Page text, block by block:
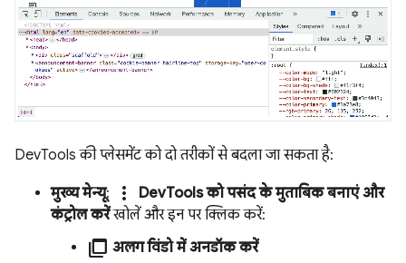
DevTools की प्लेसमेंट को दो तरीकों से बदला जा सकता है:
मुख्य मेन्यू: more_vert
DevTools को पसंद के मुताबिक बनाएं और
कंट्रोल करेंखोलें और इन पर क्लिक करें:
ad_group अलग विंडो में अनडॉक करें